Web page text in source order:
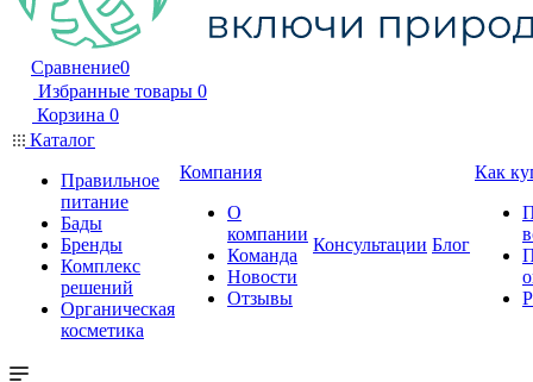
Сравнение0
Избранные товары 0
Корзина 0
Каталог
Правильное
питание
Бады
Бренды
Комплекс
решений
Органическая
косметика
Компания
О
компании
Команда
Новости
Отзывы
Консультации Блог
Как